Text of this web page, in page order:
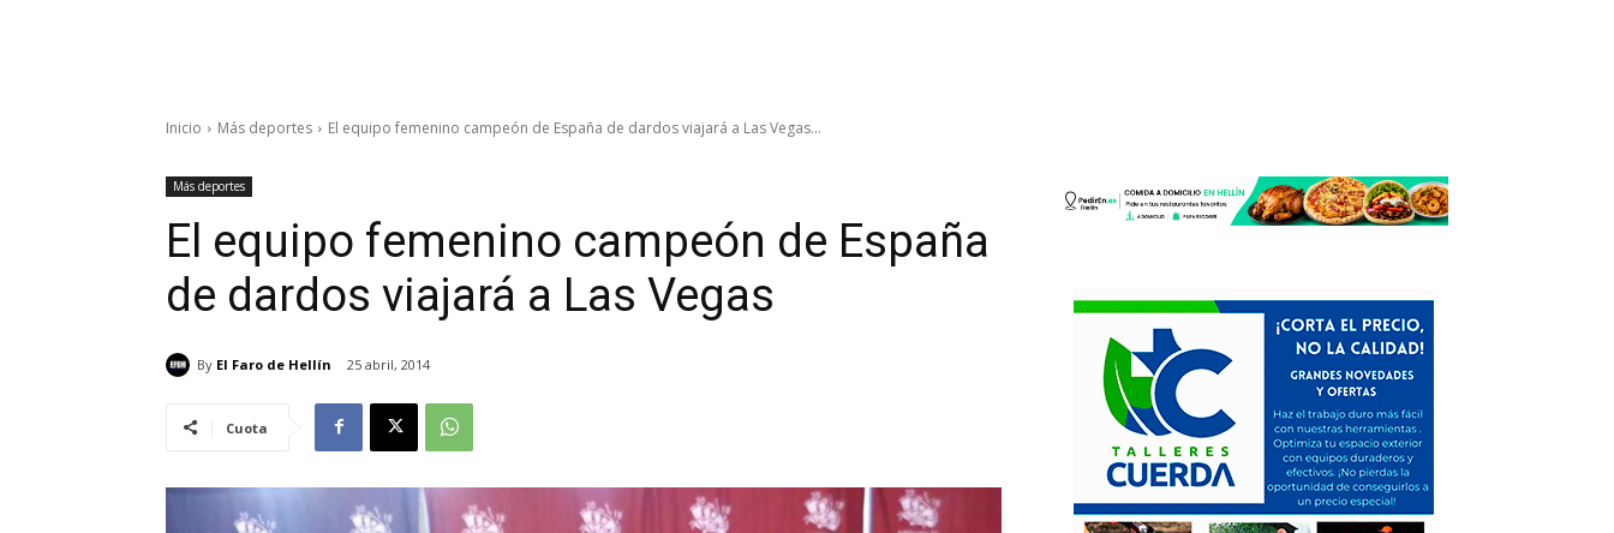
Inicio Más deportes El equipo femenino campeón de España de dardos viajará a Las Vegas...
Más deportes
El equipo femenino campeón de España
de dardos viajará a Las Vegas
By El Faro de Hellín 25 abril, 2014
Cuota